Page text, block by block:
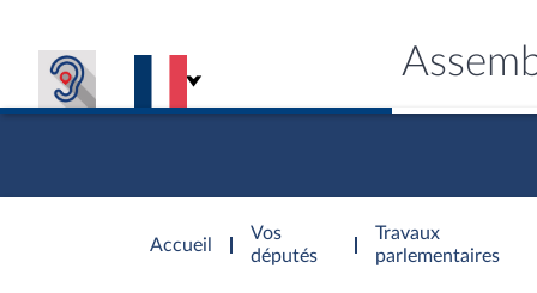
Accueil
d'accueil
Vos
députés
Travaux
parlementaires